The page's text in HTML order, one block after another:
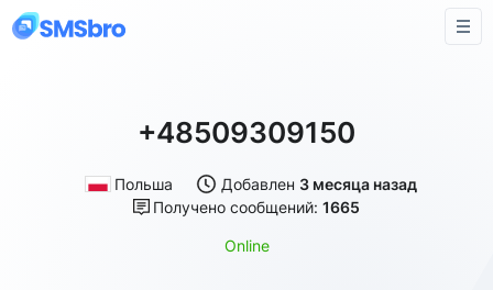
+48509309150
Польша Добавлен 3 месяца назад
Получено сообщений:1665
Online